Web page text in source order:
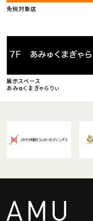
免税対象店
展示スペース
あみゅくまぎゃらりぃ